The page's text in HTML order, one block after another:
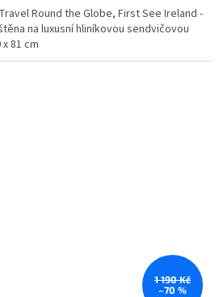
Round the Globe, First See Ireland -
na luxusní hliníkovou sendvičovou
81 cm
1 190 Kč
–70 %